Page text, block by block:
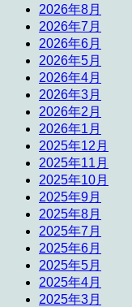
2026年8月
2026年7月
2026年6月
2026年5月
2026年4月
2026年3月
2026年2月
2026年1月
2025年12月
2025年11月
2025年10月
2025年9月
2025年8月
2025年7月
2025年6月
2025年5月
2025年4月
2025年3月